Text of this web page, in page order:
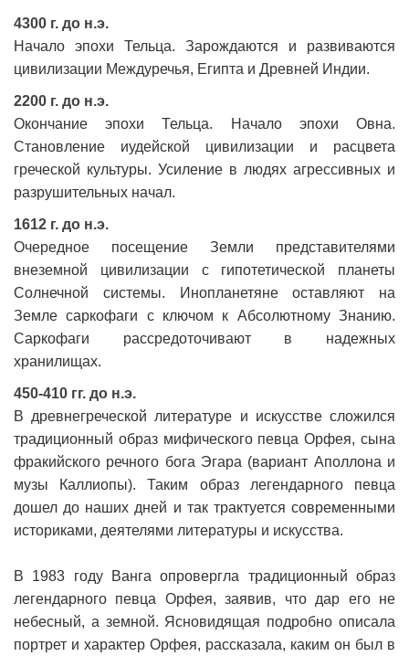
4300 г. до н.э.
Начало эпохи Тельца. Зарождаются и развиваются
цивилизации Междуречья, Египта и Древней Индии.
2200 г. до н.э.
Окончание эпохи Тельца. Начало эпохи Овна.
Становление иудейской цивилизации и расцвета
греческой культуры. Усиление в людях агрессивных и
разрушительных начал.
1612 г. до н.э.
Очередное посещение Земли представителями
внеземной цивилизации с гипотетической планеты
Солнечной системы. Инопланетяне оставляют на
Земле саркофаги с ключом к Абсолютному Знанию.
Саркофаги рассредоточивают в надежных
хранилищах.
450-410 гг. до н.э.
В древнегреческой литературе и искусстве сложился
традиционный образ мифического певца Орфея, сына
фракийского речного бога Эгара (вариант Аполлона и
музы Каллиопы). Таким образ легендарного певца
дошел до наших дней и так трактуется современными
историками, деятелями литературы и искусства.
В 1983 году Ванга опровергла традиционный образ
легендарного певца Орфея, заявив, что дар его не
небесный, а земной. Ясновидящая подробно описала
портрет и характер Орфея, рассказала, каким он был в